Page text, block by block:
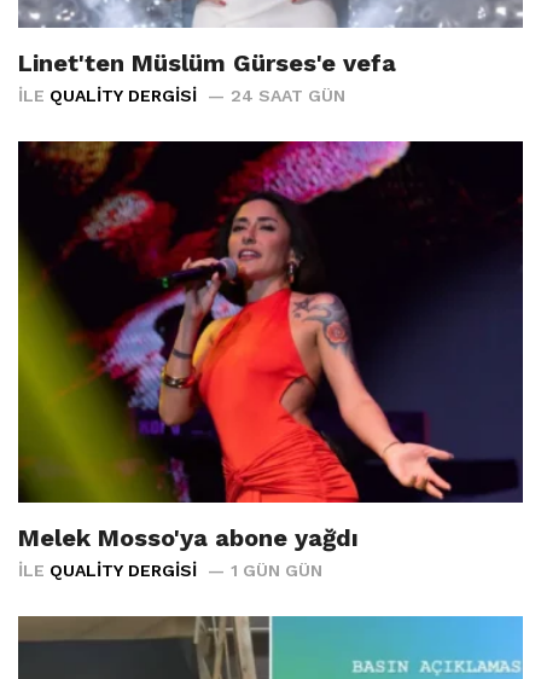
Linet'ten Müslüm Gürses'e vefa
İLE QUALITY DERGISI 24 SAAT GÜN
Melek Mosso'ya abone yağdı
İLE QUALITY DERGISI 1 GÜN GÜN